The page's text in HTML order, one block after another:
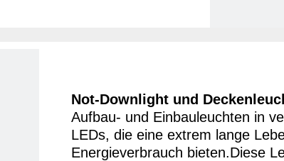
Not-Downlight und
Aufbau- und Einbauleuchten in
LEDs, die eine extrem lange
Energieverbrauch bieten.Diese